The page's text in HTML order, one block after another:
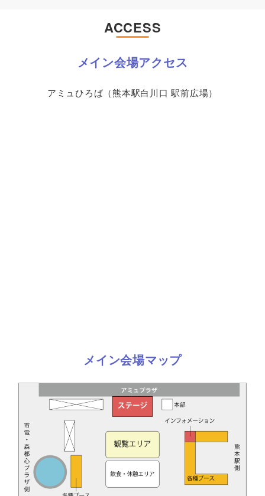
ACCESS
メイン会場アクセス
アミュひろば（熊本駅白川口 駅前広場）
メイン会場マップ